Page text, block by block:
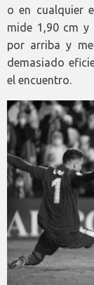
o en cualquier
mide 1,90 cm y
por arriba y
demasiado
el encuentro.